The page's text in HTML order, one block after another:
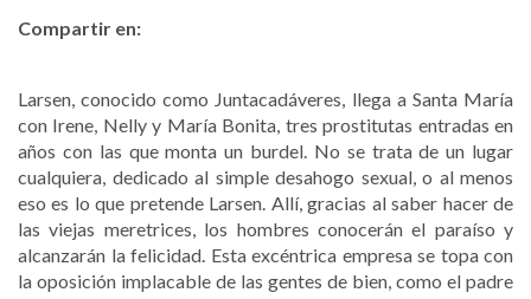
Compartir en:
Larsen, conocido como Juntacadáveres, llega a Santa María
con Irene, Nelly y María Bonita, tres prostitutas entradas en
años con las que monta un burdel. No se trata de un lugar
cualquiera, dedicado al simple desahogo sexual, o al menos
eso es lo que pretende Larsen. Allí, gracias al saber hacer de
las viejas meretrices, los hombres conocerán el paraíso y
alcanzarán la felicidad. Esta excéntrica empresa se topa con
la oposición implacable de las gentes de bien, como el padre